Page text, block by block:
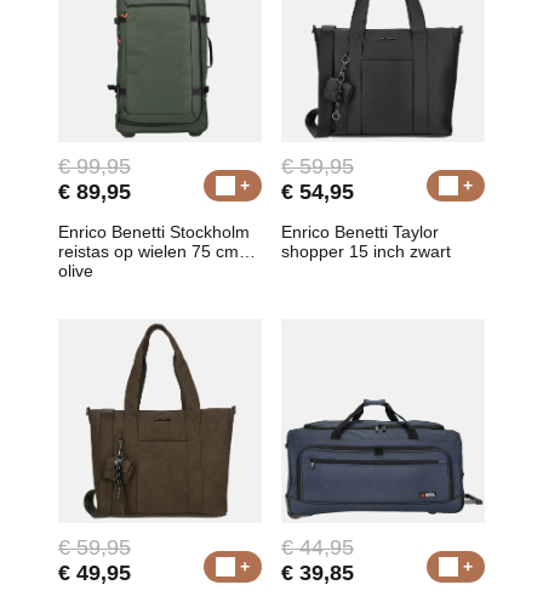
€ 99,95
€ 89,95
Enrico Benetti Stockholm
reistas op wielen 75 cm
olive
€ 59,95
€ 54,95
Enrico Benetti Taylor
shopper 15 inch zwart
€ 59,95
€ 49,95
€ 44,95
€ 39,85